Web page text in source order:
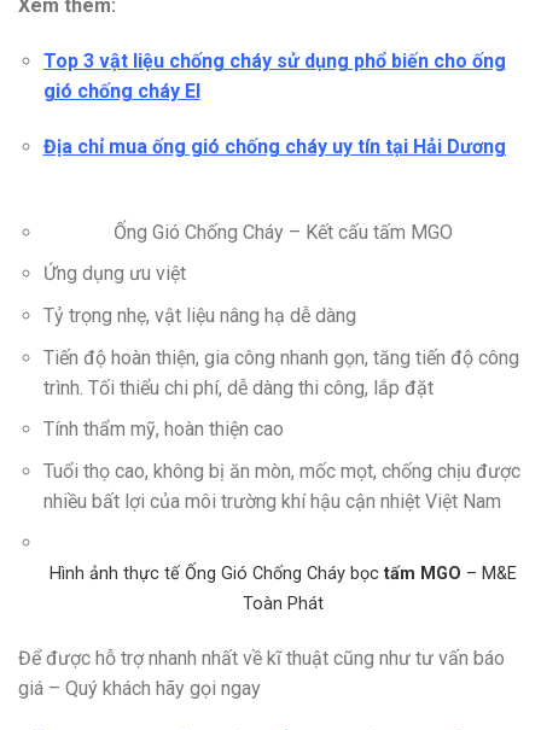
Xem thêm:
Top 3 vật liệu chống cháy sử dụng phổ biến cho ống
gió chống cháy EI
Địa chỉ mua ống gió chống cháy uy tín tại Hải Dương
Ống Gió Chống Cháy – Kết cấu tấm MGO
Ứng dụng ưu việt
Tỷ trọng nhẹ, vật liệu nâng hạ dễ dàng
Tiến độ hoàn thiện, gia công nhanh gọn, tăng tiến độ công
trình. Tối thiểu chi phí, dễ dàng thi công, lắp đặt
Tính thẩm mỹ, hoàn thiện cao
Tuổi thọ cao, không bị ăn mòn, mốc mọt, chống chịu được
nhiều bất lợi của môi trường khí hậu cận nhiệt Việt Nam
Hình ảnh thực tế Ống Gió Chống Cháy bọc tấm MGO – M&E
Toàn Phát
Để được hỗ trợ nhanh nhất về kĩ thuật cũng như tư vấn báo
giá – Quý khách hãy gọi ngay